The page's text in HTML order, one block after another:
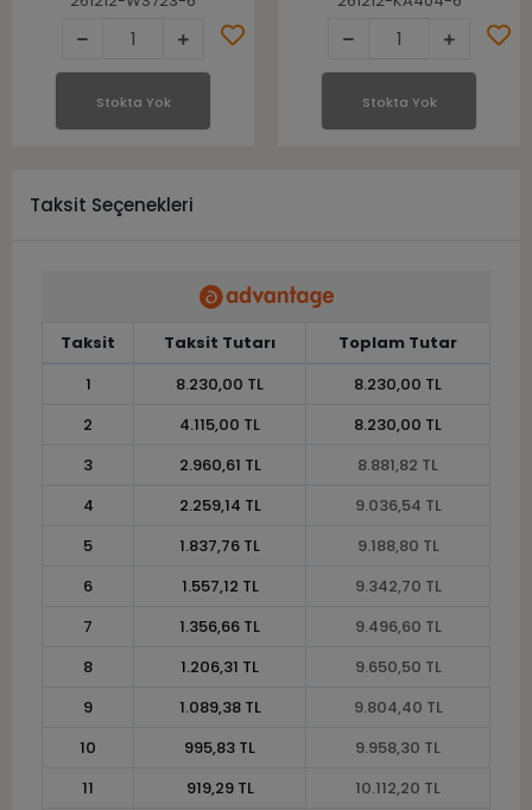
Stokta Yok Stokta Yok
Taksit Seçenekleri
Taksit Taksit Tutarı
Toplam Tutar
1
8.230,00 TL
8.230,00 TL
2
4.115,00 TL
8.230,00 TL
3
2.960,61 TL
8.881,82 TL
4
2.259,14 TL
9.036,54 TL
5
1.837,76 TL
9.188,80 TL
6
1.557,12 TL
9.342,70 TL
7
1.356,66 TL
9.496,60 TL
8
1.206,31 TL
9.650,50 TL
9
1.089,38 TL
9.804,40 TL
10
995,83 TL
9.958,30 TL
11
919,29 TL
10.112,20 TL